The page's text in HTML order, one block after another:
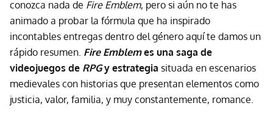
conozca nada de Fire Emblem, pero si aún no te has
animado a probar la fórmula que ha inspirado
incontables entregas dentro del género aquí te damos un
rápido resumen. Fire Emblemes una saga de
videojuegos de RPGy estrategia situada en escenarios
medievales con historias que presentan elementos como
justicia, valor, familia, y muy constantemente, romance.